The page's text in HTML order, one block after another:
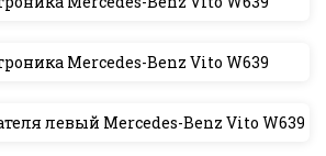
Mercedes-Benz Vito W639
левый Mercedes-Benz Vito W639